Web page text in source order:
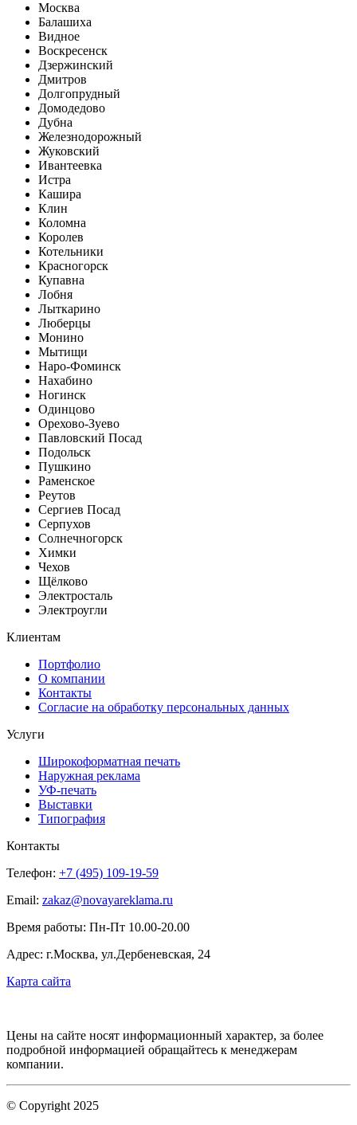
Москва
Балашиха
Видное
Воскресенск
Дзержинский
Дмитров
Долгопрудный
Домодедово
Дубна
Железнодорожный
Жуковский
Ивантеевка
Истра
Кашира
Клин
Коломна
Королев
Котельники
Красногорск
Купавна
Лобня
Лыткарино
Люберцы
Монино
Мытищи
Наро-Фоминск
Нахабино
Ногинск
Одинцово
Орехово-Зуево
Павловский Посад
Подольск
Пушкино
Раменское
Реутов
Сергиев Посад
Серпухов
Солнечногорск
Химки
Чехов
Щёлково
Электросталь
Электроугли
Клиентам
Портфолио
О компании
Контакты
Согласие на обработку персональных данных
Услуги
Широкоформатная печать
Наружная реклама
УФ-печать
Выставки
Типография
Контакты
Телефон: +7 (495) 109-19-59
Email: zakaz@novayareklama.ru
Время работы: Пн-Пт 10.00-20.00
Адрес: г.Москва, ул.Дербеневская, 24
Карта сайта
Цены на сайте носят информационный характер, за более
подробной информацией обращайтесь к менеджерам
компании.
© Copyright 2025